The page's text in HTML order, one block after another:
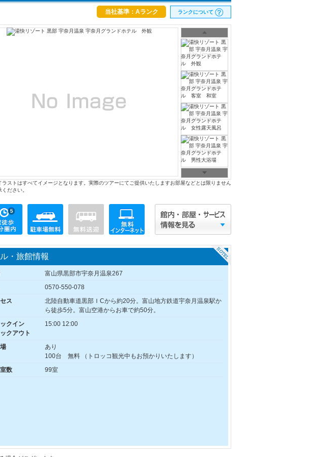
当社基準：Aランク ランクについて
ストはすべてイメージとなります。実際のツアーにてご提供いたしますお部屋などとは限りません
ださい。
・旅館情報
富山県黒部市宇奈月温泉267
0570-550-078
ス
北陸自動車道黒部ＩCから約20分。富山地方鉄道宇奈月温泉駅か
ら徒歩5分。富山空港からお車で約50分。
クイン
クアウト
15:00 12:00
あり
100台 無料 （トロッコ観光中もお預かりいたします）
数
99室